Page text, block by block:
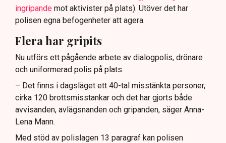
ingripande mot aktivister på plats). Utöver det har
polisen egna befogenheter att agera.
Flera har gripits
Nu utförs ett pågående arbete av dialogpolis, drönare
och uniformerad polis på plats.
– Det finns i dagsläget ett 40-tal misstänkta personer,
cirka 120 brottsmisstankar och det har gjorts både
avvisanden, avlägsnanden och gripanden, säger Anna-
Lena Mann.
Med stöd av polislagen 13 paragraf kan polisen